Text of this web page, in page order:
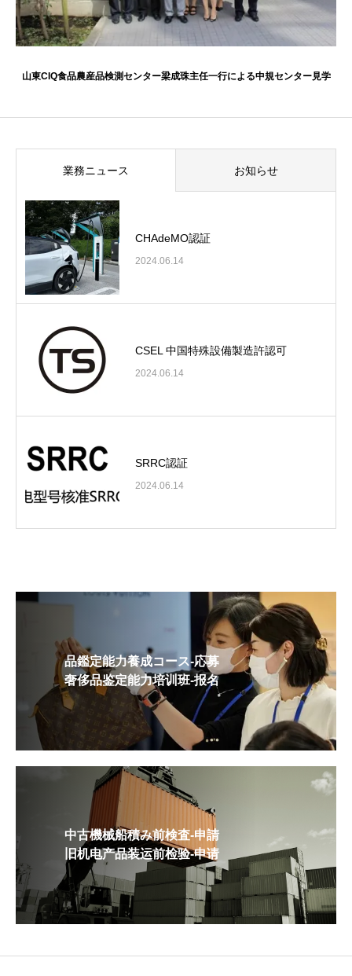
山東CIQ食品農産品検測センター梁成珠主任一行による中規センター見学
業務ニュース お知らせ
CHAdeMO認証
2024.06.14
CSEL 中国特殊設備製造許認可
2024.06.14
SRRC認証
2024.06.14
品鑑定能力養成コース-応募
奢侈品鉴定能力培训班-报名
中古機械船積み前検査-申請
旧机电产品装运前检验-申请